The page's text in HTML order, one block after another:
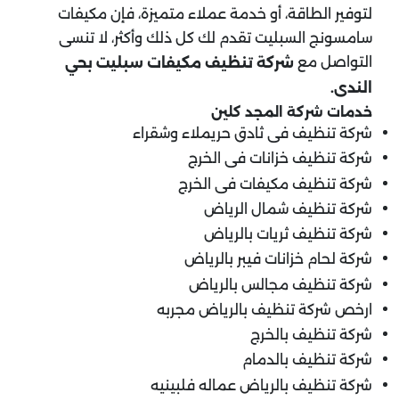
لتوفير الطاقة، أو خدمة عملاء متميزة، فإن مكيفات
سامسونج السبليت تقدم لك كل ذلك وأكثر، لا تنسى
التواصل مع شركة تنظيف مكيفات سبليت بحي
الندى.
خدمات شركة المجد كلين
شركة تنظيف فى ثادق حريملاء وشقراء
شركة تنظيف خزانات فى الخرج
شركة تنظيف مكيفات فى الخرج
شركة تنظيف شمال الرياض
شركة تنظيف ثريات بالرياض
شركة لحام خزانات فيبر بالرياض
شركة تنظيف مجالس بالرياض
ارخص شركة تنظيف بالرياض مجربه
شركة تنظيف بالخرج
شركة تنظيف بالدمام
شركة تنظيف بالرياض عماله فلبينيه